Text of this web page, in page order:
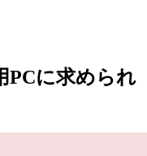
PCに求められ